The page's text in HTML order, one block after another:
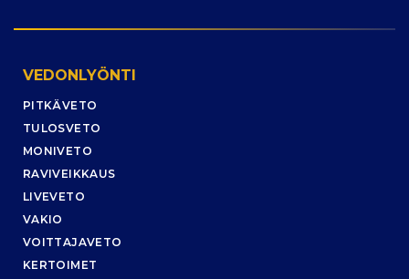
VEDONLYÖNTI
PITKÄVETO
TULOSVETO
MONIVETO
RAVIVEIKKAUS
LIVEVETO
VAKIO
VOITTAJAVETO
KERTOIMET